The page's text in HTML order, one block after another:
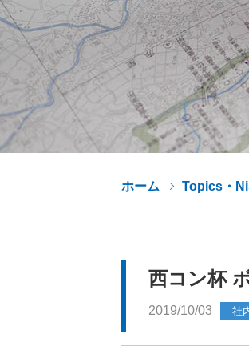
ホーム Topics・
西コン杯
2019/10/03 社